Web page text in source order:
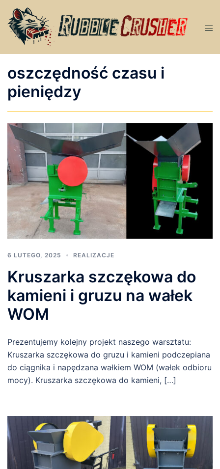
Przejdź
do
treści
oszczędność czasu i
pieniędzy
6 LUTEGO, 2025 REALIZACJE
Kruszarka szczękowa do
kamieni i gruzu na wałek
WOM
Prezentujemy kolejny projekt naszego warsztatu:
Kruszarka szczękowa do gruzu i kamieni podczepiana
do ciągnika i napędzana wałkiem WOM (wałek odbioru
mocy). Kruszarka szczękowa do kamieni, […]